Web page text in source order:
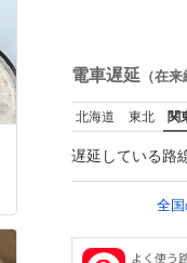
電車遅延 （在
北海道 東北 関
遅延している路
全国